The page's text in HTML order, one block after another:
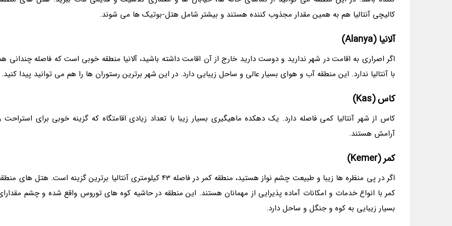
کالیچی آنتالیا هم به همین مقدار مجذوب کننده هستند و بیشتر شامل هتل-بوتیک ها می شوند.
آلانیا (Alanya)
اگر اصراری به اقامت در شهر ندارید و دوست دارید خارج از آن اقامت داشته باشید، آلانیا منطقه خوبی است که فاصله چندانی
با آنتالیا ندارد. این منطقه آب و هوای بسیار عالی و ساحل زیبایی دارد. در این شهر برترین رستوران ها را هم می توانید پیدا کنید.
کاس (Kas)
کاس از شهر آنتالیا کمی فاصله دارد. یک دهکده ماهیگیری بسیار زیبا با تعداد زیادی اقامتگاه که گزینه خوبی برای استراحت
آرامش هستند.
کمر (Kemer)
اگر در پی منظره ها زیبا و طبیعت چشم نواز هستید، منطقه کمر در فاصله 43 کیلومتری آنتالیا برترین گزینه است. هتل های
کمر با انواع خدمات و امکانات آماده پذیرایی از مهمانان هستند. این منطقه در حاشیه کوه های توروس واقع شده و چشم
بسیار زیبایی به کوه و جنگل و ساحل دارد.